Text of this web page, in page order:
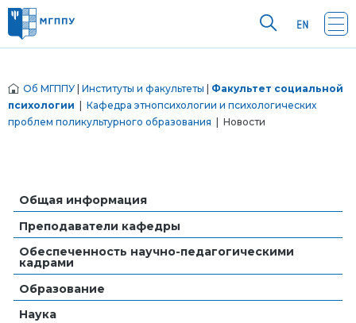
Об МГППУ Институты и факультеты
Факультет социальной
психологии
Кафедра этнопсихологии и психологических
проблем поликультурного образования | Новости
Общая информация
Преподаватели кафедры
Обеспеченность научно-педагогическими
кадрами
Образование
Наука